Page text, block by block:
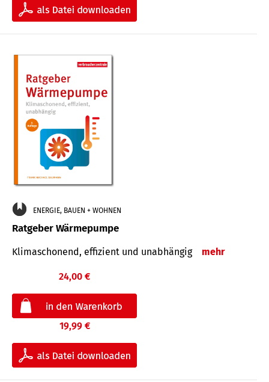
ENERGIE, BAUEN + WOHNEN
Ratgeber Wärmepumpe
Klimaschonend, effizient und unabhängig mehr
24,00 €
19,99 €